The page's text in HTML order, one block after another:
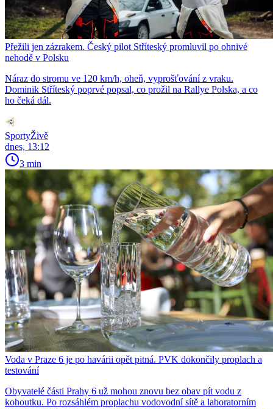
Přežili jen zázrakem. Český pilot Stříteský promluvil po ohnivé
nehodě v Polsku
Náraz do stromu ve 120 km/h, oheň, vyprošťování z vraku.
Dominik Stříteský poprvé popsal, co prožil na Rallye Polska, a co
ho čeká dál.
SportyŽivě
dnes, 13:12
3 min
Voda v Praze 6 je po havárii opět pitná. PVK dokončily proplach a
testování
Obyvatelé části Prahy 6 už mohou znovu bez obav pít vodu z
kohoutku. Po rozsáhlém proplachu vodovodní sítě a laboratorním